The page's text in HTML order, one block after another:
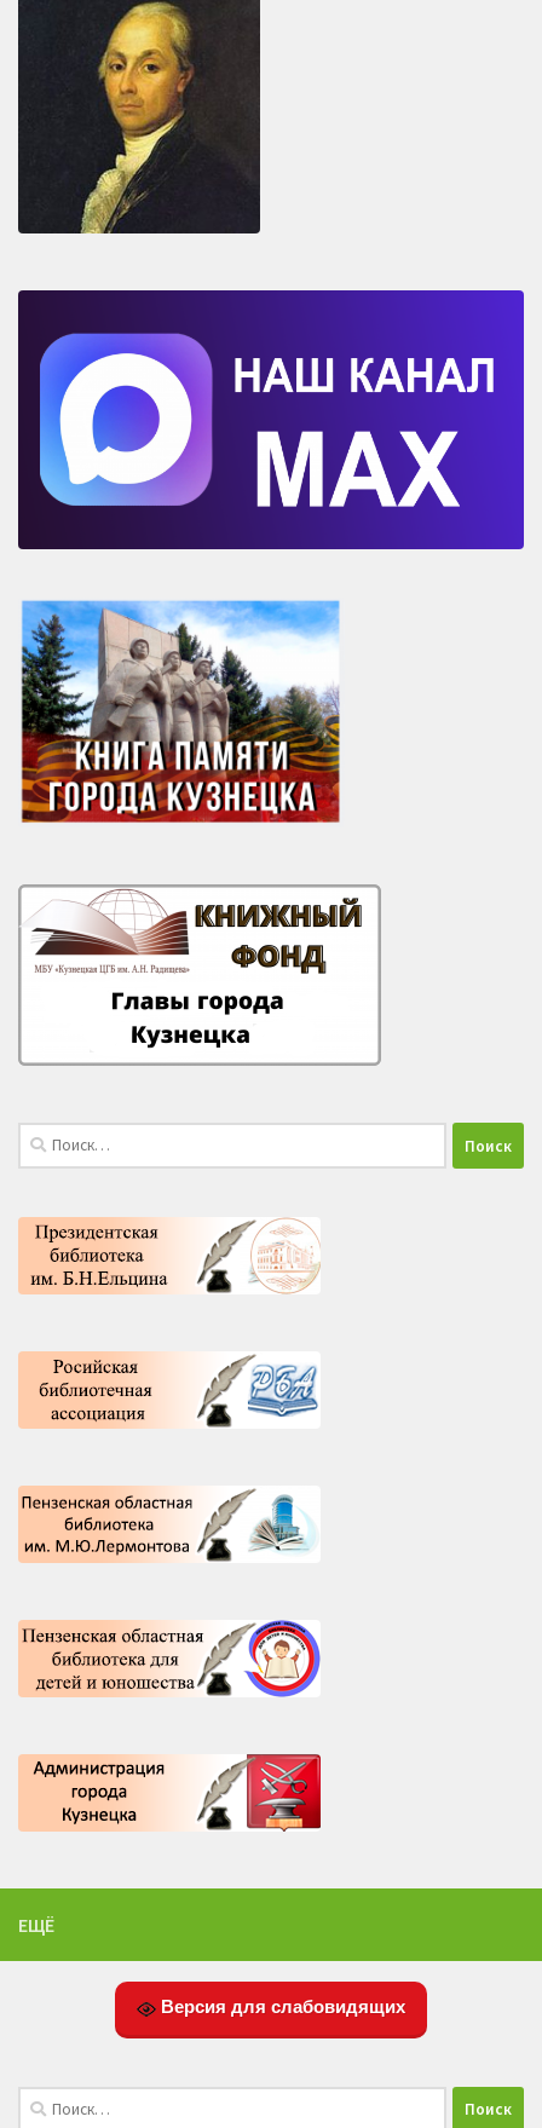
Найти:
ЕЩЁ
Версия для слабовидящих
Найти: